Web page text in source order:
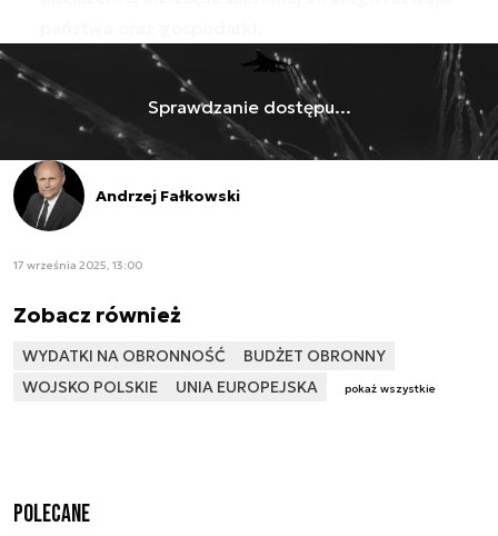
Sprawdzanie dostępu...
Andrzej Fałkowski
17 września 2025, 13:00
Zobacz również
WYDATKI NA OBRONNOŚĆ
BUDŻET OBRONNY
WOJSKO POLSKIE
UNIA EUROPEJSKA pokaż wszystkie
Polecane